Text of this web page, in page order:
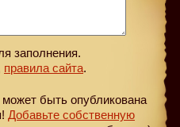
заполнения.
правила сайта.
быть опубликована
Добавьте собственную